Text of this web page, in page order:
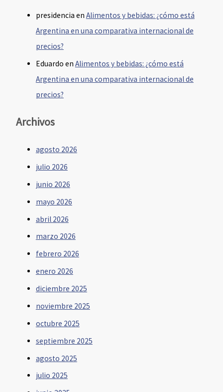
presidencia en Alimentos y bebidas: ¿cómo está
Argentina en una comparativa internacional de
precios?
Eduardo en Alimentos y bebidas: ¿cómo está
Argentina en una comparativa internacional de
precios?
Archivos
agosto 2026
julio 2026
junio 2026
mayo 2026
abril 2026
marzo 2026
febrero 2026
enero 2026
diciembre 2025
noviembre 2025
octubre 2025
septiembre 2025
agosto 2025
julio 2025